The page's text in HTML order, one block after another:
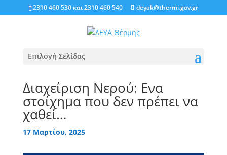
2310 460 530 και2310 460 540 deyak@thermi.gov.gr
Επιλογή Σελίδας
Διαχείριση Νερού: Ενα
στοίχημα που δεν πρέπει να
χαθεί…
17 Μαρτίου, 2025